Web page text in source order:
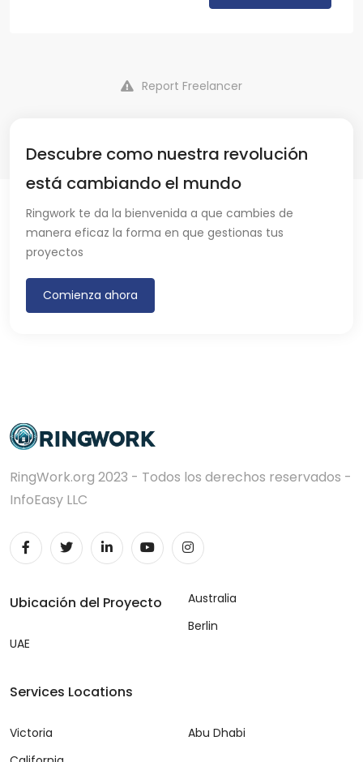
Report Freelancer
Descubre como nuestra revolución
está cambiando el mundo
Ringwork te da la bienvenida a que cambies de
manera eficaz la forma en que gestionas tus
proyectos
Comienza ahora
RingWork.org 2023 - Todos los derechos reservados -
InfoEasy LLC
Ubicación del Proyecto
UAE
Australia
Berlin
Services Locations
Victoria
Abu Dhabi